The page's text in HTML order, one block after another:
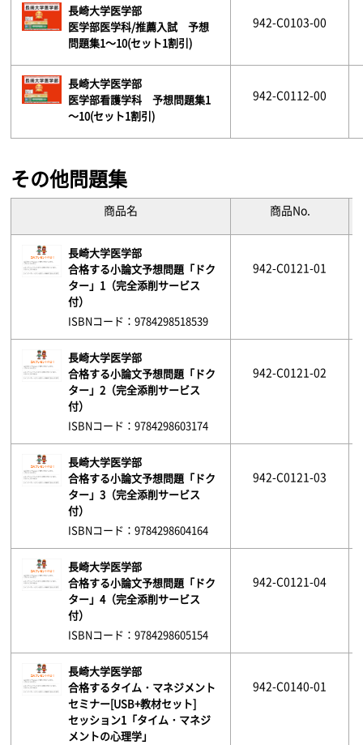
長崎大学医学部
医学部医学科/推薦入試 予想
問題集1～10(セット1割引)
942-C0103-00
長崎大学医学部
医学部看護学科 予想問題集1
～10(セット1割引)
942-C0112-00
その他問題集
商品名 商品No.
長崎大学医学部
合格する小論文予想問題「ドク
ター」1（完全添削サービス
付）
ISBNコード：9784298518539
942-C0121-01
長崎大学医学部
合格する小論文予想問題「ドク
ター」2（完全添削サービス
付）
ISBNコード：9784298603174
942-C0121-02
長崎大学医学部
合格する小論文予想問題「ドク
ター」3（完全添削サービス
付）
ISBNコード：9784298604164
942-C0121-03
長崎大学医学部
合格する小論文予想問題「ドク
ター」4（完全添削サービス
付）
ISBNコード：9784298605154
942-C0121-04
長崎大学医学部
合格するタイム・マネジメント
セミナー[USB+教材セット]
セッション1「タイム・マネジ
メントの心理学」
942-C0140-01